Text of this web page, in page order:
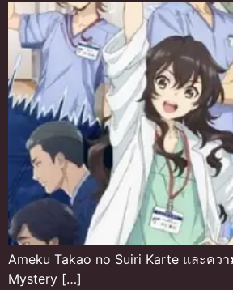
Ameku Takao no Suiri Karte และคว
Mystery […]